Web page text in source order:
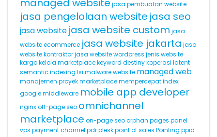
managed website jasa pembuatan website
jasa pengelolaan website jasa seo
jasa website jasa website custom jasa
website ecommerce jasa website jakarta jasa
website kontraktorjasa website wordpress jenis website
kargokelola marketplacekeyword destinykoperasi latent
semantic indexing lsi malware website managed web
manajemen proyekmarketplacemempercepat index
googlemiddleware mobile app developer
nginxoff-page seo omnichannel
marketplace on-page seoorphan pages panel
vps payment channel pdrpleskpoint of sales Pointing ppid